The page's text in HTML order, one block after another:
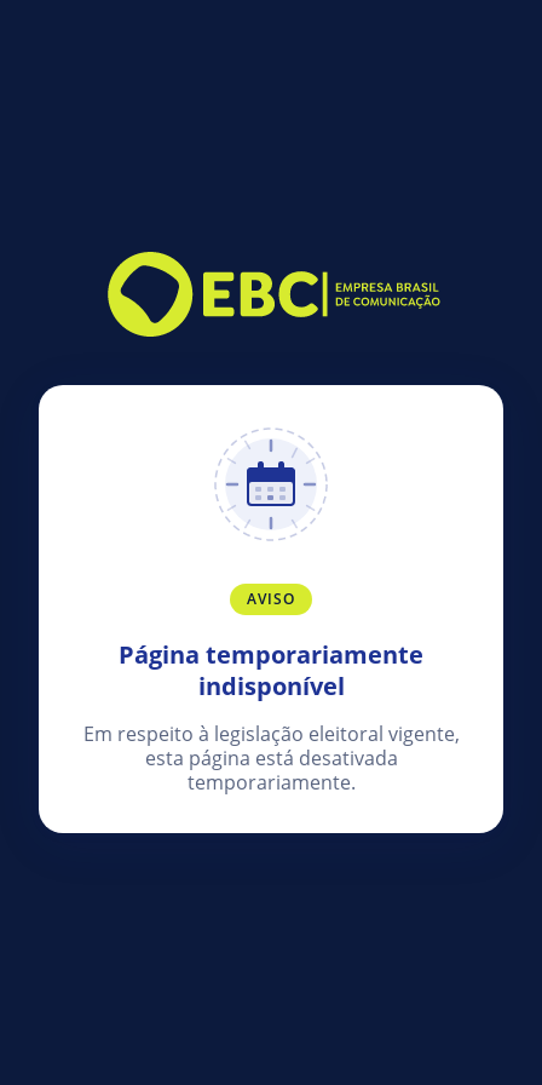
AVISO
Página temporariamente
indisponível
Em respeito à legislação eleitoral vigente,
esta página está desativada
temporariamente.